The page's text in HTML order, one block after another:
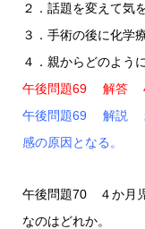
２．話題を変えて気
３．手術の後に化学
４．親からどのよう
午後問題69 解答
午後問題69 解説 親
感の原因となる。
午後問題70 ４か月
なのはどれか。